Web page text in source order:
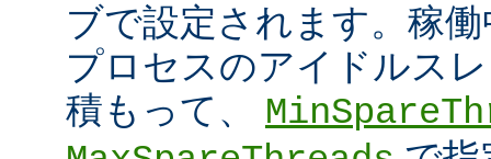
ブで設定されます。稼
プロセスのアイドルス
積もって、